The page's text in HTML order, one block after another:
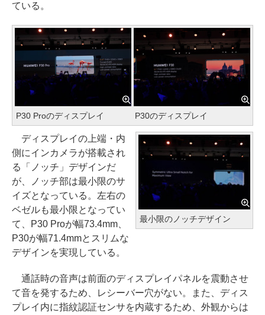
ている。
P30 Proのディスプレイ P30のディスプレイ
最小限のノッチデザイン
ディスプレイの上端・内
側にインカメラが搭載され
る「ノッチ」デザインだ
が、ノッチ部は最小限のサ
イズとなっている。左右の
ベゼルも最小限となってい
て、P30 Proが幅73.4mm、
P30が幅71.4mmとスリムな
デザインを実現している。
通話時の音声は前面のディスプレイパネルを震動させ
て音を発するため、レシーバー穴がない。また、ディス
プレイ内に指紋認証センサを内蔵するため、外観からは